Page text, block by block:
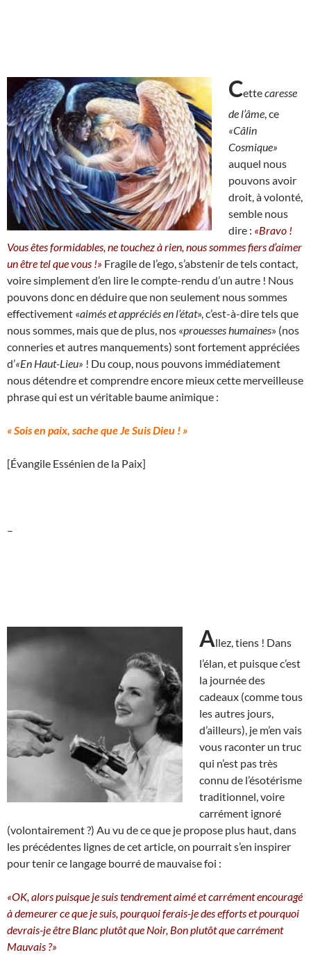
Cettecaresse
de l’âme , ce
«Câlin
Cosmique»
auquel nous
pouvons avoir
droit, à volonté,
semble nous
dire : «Bravo !
Vous êtes formidables, ne touchez à rien, nous sommes fiers d’aimer
un être tel que vous !» Fragile de l’ego, s’abstenir de tels contact,
voire simplement d’en lire le compte-rendu d’un autre ! Nous
pouvons donc en déduire que non seulement nous sommes
effectivement «aimés et appréciés en l’état», c’est-à-dire tels que
nous sommes, mais que de plus, nos «prouesses humaines» (nos
conneries et autres manquements) sont fortement appréciées
d’«En Haut-Lieu» ! Du coup, nous pouvons immédiatement
nous détendre et comprendre encore mieux cette merveilleuse
phrase qui est un véritable baume animique :
« Sois en paix, sache que Je Suis Dieu ! »
[Évangile Essénien de la Paix]
–
Allez, tiens ! Dans
l’élan, et puisque c’est
la journée des
cadeaux (comme tous
les autres jours,
d’ailleurs), je m’en vais
vous raconter un truc
qui n’est pas très
connu de l’ésotérisme
traditionnel, voire
carrément ignoré
(volontairement ?) Au vu de ce que je propose plus haut, dans
les précédentes lignes de cet article, on pourrait s’en inspirer
pour tenir ce langage bourré de mauvaise foi :
«OK, alors puisque je suis tendrement aimé et carrément encouragé
à demeurer ce que je suis, pourquoi ferais-je des efforts et pourquoi
devrais-je être Blanc plutôt que Noir, Bon plutôt que carrément
Mauvais ?»